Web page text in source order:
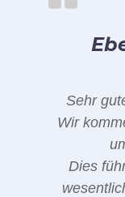
Sehr
Wir
Dies